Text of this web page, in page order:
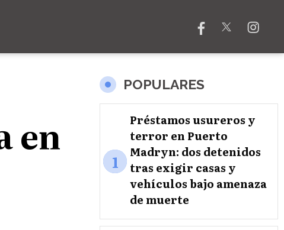
en
POPULARES
1
Préstamos usureros y
terror en Puerto
Madryn: dos detenidos
tras exigir casas y
vehículos bajo amenaza
de muerte